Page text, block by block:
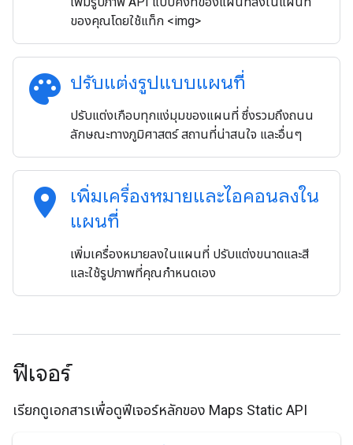
ของคุณโดยใช้แท็ก <img>
palette ปรับแต่งรูปแบบแผนที่
ปรับแต่งเกือบทุกแง่มุมของแผนที่ ซึ่งรวมถึงถนน
ลักษณะทางภูมิศาสตร์ สถานที่น่าสนใจ และอื่นๆ
location_on
เพิ่มเครื่องหมายและไอคอนลงใน
แผนที่
เพิ่มเครื่องหมายลงในแผนที่ ปรับแต่งขนาดและสี
และใช้รูปภาพที่คุณกำหนดเอง
ฟีเจอร์
เรียกดูเอกสารเพื่อดูฟีเจอร์หลักของ Maps Static API